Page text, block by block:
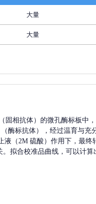
大量
大量
固相抗体）的微孔酶标板中
（酶标抗体），经过温育与充
（2M 硫酸）作用下，最终
。拟合校准品曲线，可以计算